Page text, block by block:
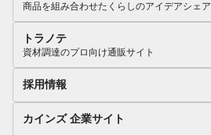
商品を組み合わせたくらしのアイデアシェア
トラノテ
資材調達のプロ向け通販サイト
採用情報
カインズ 企業サイト